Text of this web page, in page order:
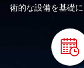
術的な設備を基礎